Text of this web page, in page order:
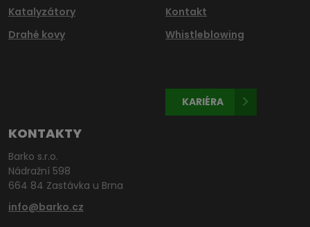
Katalyzátory
Drahé kovy
Kontakt
Whistleblowing
KARIÉRA
KONTAKTY
Barko s.r.o.
Nádražní 598
664 84 Zastávka u Brna
info@barko.cz